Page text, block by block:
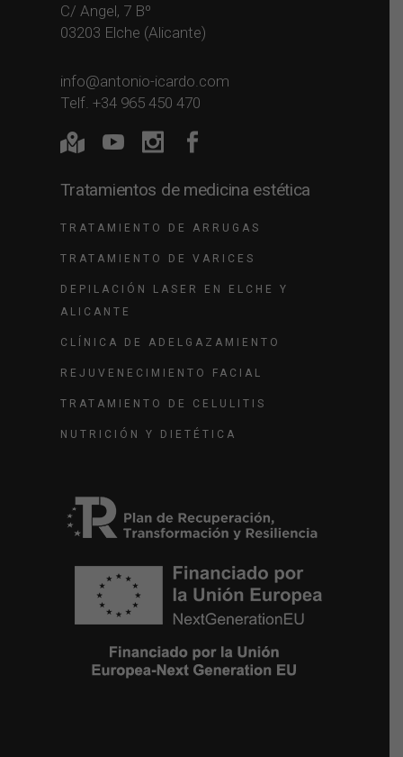
C/ Angel, 7 Bº
03203 Elche (Alicante)
info@antonio-icardo.com
Telf. +34 965 450 470
Tratamientos de medicina estética
TRATAMIENTO DE ARRUGAS
TRATAMIENTO DE VARICES
DEPILACIÓN LASER EN ELCHE Y
ALICANTE
CLÍNICA DE ADELGAZAMIENTO
REJUVENECIMIENTO FACIAL
TRATAMIENTO DE CELULITIS
NUTRICIÓN Y DIETÉTICA